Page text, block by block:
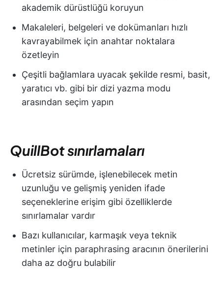
akademik dürüstlüğü koruyun
Makaleleri, belgeleri ve dokümanları hızlı
kavrayabilmek için anahtar noktalara
özetleyin
Çeşitli bağlamlara uyacak şekilde resmi, basit,
yaratıcı vb. gibi bir dizi yazma modu
arasından seçim yapın
QuillBot sınırlamaları
Ücretsiz sürümde, işlenebilecek metin
uzunluğu ve gelişmiş yeniden ifade
seçeneklerine erişim gibi özelliklerde
sınırlamalar vardır
Bazı kullanıcılar, karmaşık veya teknik
metinler için paraphrasing aracının önerilerini
daha az doğru bulabilir